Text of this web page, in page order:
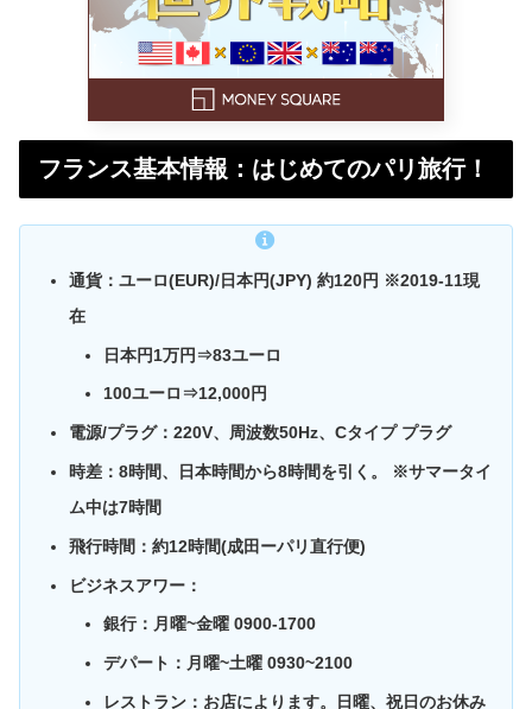
フランス基本情報：はじめてのパリ旅行！
通貨： ユーロ(EUR)/日本円(JPY) 約120円 ※2019-11現
在
日本円1万円⇒83ユーロ
100ユーロ⇒12,000円
電源/プラグ： 220V、周波数50Hz、Cタイプ プラグ
時差： 8時間、日本時間から8時間を引く。 ※サマータイ
ム中は7時間
飛行時間： 約12時間(成田ーパリ直行便)
ビジネスアワー：
銀行：月曜~金曜 0900-1700
デパート：月曜~土曜 0930~2100
レストラン：お店によります。日曜、祝日のお休み